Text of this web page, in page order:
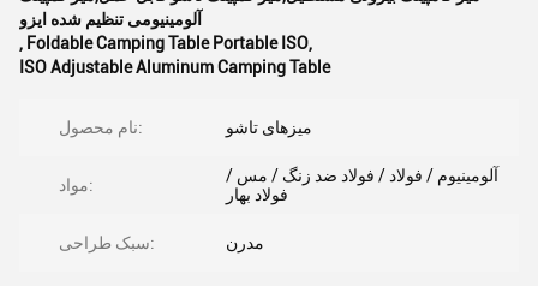
آلومینیومی تنظیم شده ایزو
, Foldable Camping Table Portable ISO,
ISO Adjustable Aluminum Camping Table
نام محصول: میزهای تاشو
مواد:
آلومینیوم / فولاد / فولاد ضد زنگ / مس /
فولاد بهار
سبک طراحی: مدرن